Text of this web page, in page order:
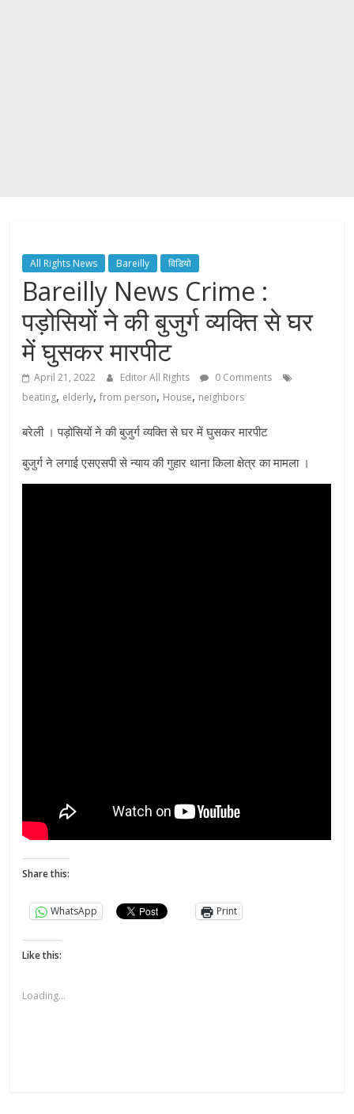
All Rights News Bareilly विडियो
Bareilly News Crime :
पड़ोसियों ने की बुजुर्ग व्यक्ति से घर
में घुसकर मारपीट
April 21, 2022 Editor All Rights
0 Comments
beating, elderly,from person, House, neighbors
बरेली । पड़ोसियों ने की बुजुर्ग व्यक्ति से घर में घुसकर मारपीट
बुजुर्ग ने लगाई एसएसपी से न्याय की गुहार थाना किला क्षेत्र का मामला ।
Share this:
WhatsApp Print
Like this:
Loading...